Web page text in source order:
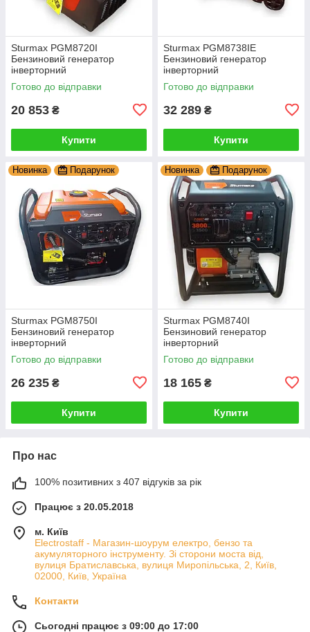
Sturmax PGM8720I
Бензиновий генератор
інверторний
Готово до відправки
20 853 ₴
Купити
Sturmax PGM8738IE
Бензиновий генератор
інверторний
Готово до відправки
32 289 ₴
Купити
Новинка Подарунок
Sturmax PGM8750I
Бензиновий генератор
інверторний
Готово до відправки
26 235 ₴
Купити
Новинка Подарунок
Sturmax PGM8740I
Бензиновий генератор
інверторний
Готово до відправки
18 165 ₴
Купити
Про нас
100% позитивних з 407 відгуків за рік
Працює з 20.05.2018
м. Київ
Electrostaff - Магазин-шоурум електро, бензо та
акумуляторного інструменту. Зі сторони моста від,
вулиця Братиславська, вулиця Миропільська, 2, Київ,
02000, Київ, Україна
Контакти
Сьогодні працює з 09:00 до 17:00